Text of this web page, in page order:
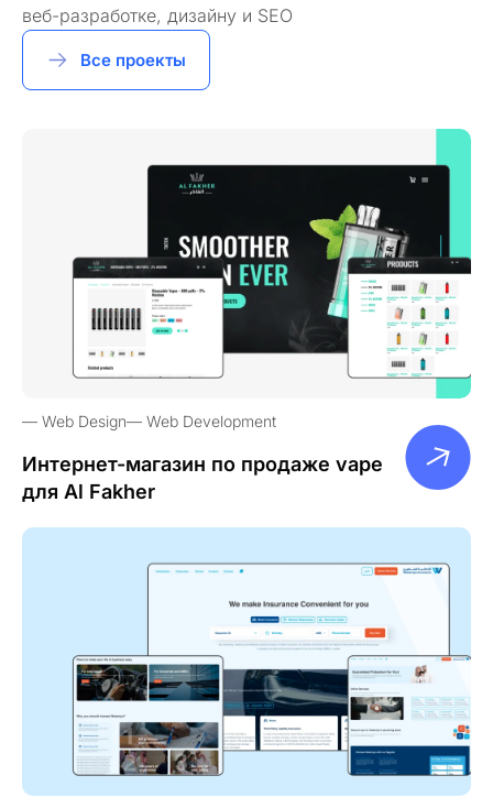
веб-разработке, дизайну и SEO
Все проекты
Web Design Web Development
Интернет-магазин по продаже vape
для Al Fakher